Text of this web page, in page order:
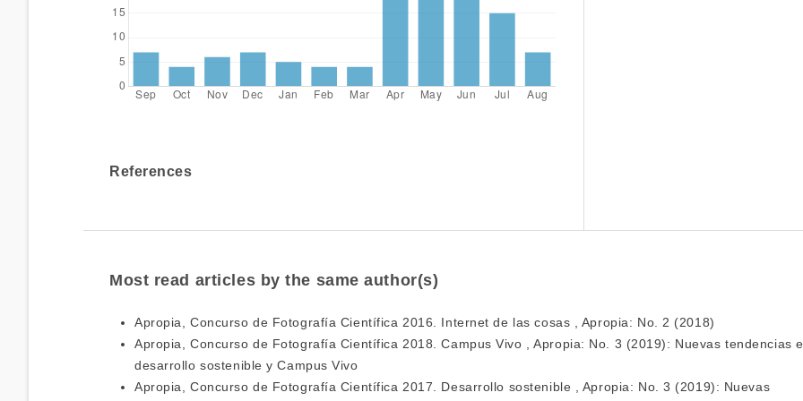
References
Most read articles by the same author(s)
Apropia,Concurso de Fotografía Científica 2016. Internet de las cosas
Apropia: No. 2 (2018)
Apropia,Concurso de Fotografía Científica 2018. Campus Vivo ,Apropia: No. 3 (2019): Nuevas tendencias
desarrollo sostenible y Campus Vivo
Apropia,Concurso de Fotografía Científica 2017. Desarrollo sostenible Apropia: No. 3 (2019): Nuevas